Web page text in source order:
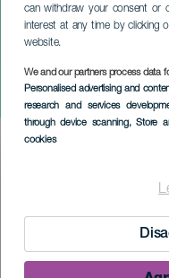
can withdraw your consent or
interest at any time by clicking
website.
We and our partners process data
Personalised advertising and
research and services
through device scanning, Store
cookies
Festival
LA PALMA
Imagen